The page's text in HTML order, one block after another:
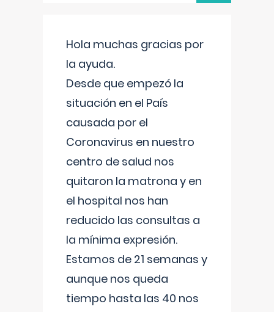
Hola muchas gracias por
la ayuda.
Desde que empezó la
situación en el País
causada por el
Coronavirus en nuestro
centro de salud nos
quitaron la matrona y en
el hospital nos han
reducido las consultas a
la mínima expresión.
Estamos de 21 semanas y
aunque nos queda
tiempo hasta las 40 nos